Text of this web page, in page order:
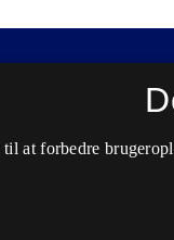
Kriminalvidenskab
at forbedre